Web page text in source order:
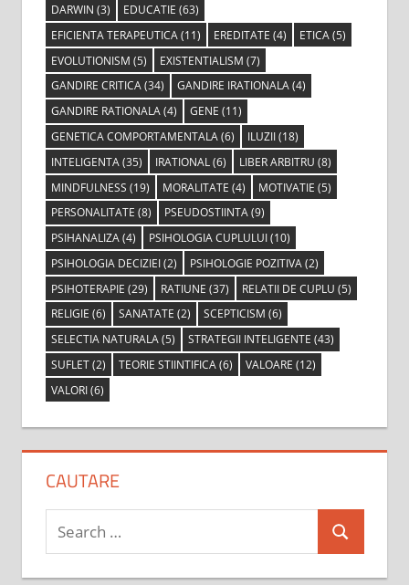
DARWIN (3) EDUCATIE (63)
EFICIENTA TERAPEUTICA(11) EREDITATE (4) ETICA(5)
EVOLUTIONISM (5) EXISTENTIALISM (7)
GANDIRE CRITICA(34) GANDIRE IRATIONALA(4)
GANDIRE RATIONALA(4) GENE (11)
GENETICA COMPORTAMENTALA(6) ILUZII(18)
INTELIGENTA(35) IRATIONAL(6) LIBER ARBITRU (8)
MINDFULNESS (19) MORALITATE (4) MOTIVATIE (5)
PERSONALITATE (8) PSEUDOSTIINTA(9)
PSIHANALIZA(4) PSIHOLOGIA CUPLULUI(10)
PSIHOLOGIA DECIZIEI(2) PSIHOLOGIE POZITIVA(2)
PSIHOTERAPIE (29) RATIUNE (37) RELATII DE CUPLU (5)
RELIGIE (6) SANATATE (2) SCEPTICISM (6)
SELECTIA NATURALA(5) STRATEGII INTELIGENTE (43)
SUFLET(2) TEORIE STIINTIFICA(6) VALOARE (12)
VALORI(6)
CAUTARE
Search
for:
Search